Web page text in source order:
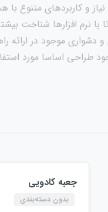
و کاربردهای متنوع
نرم افزارها شناخت
موجود در ارائه
طراحی اساسا مورد
جعبه کادویی
بدون دسته‌بندی